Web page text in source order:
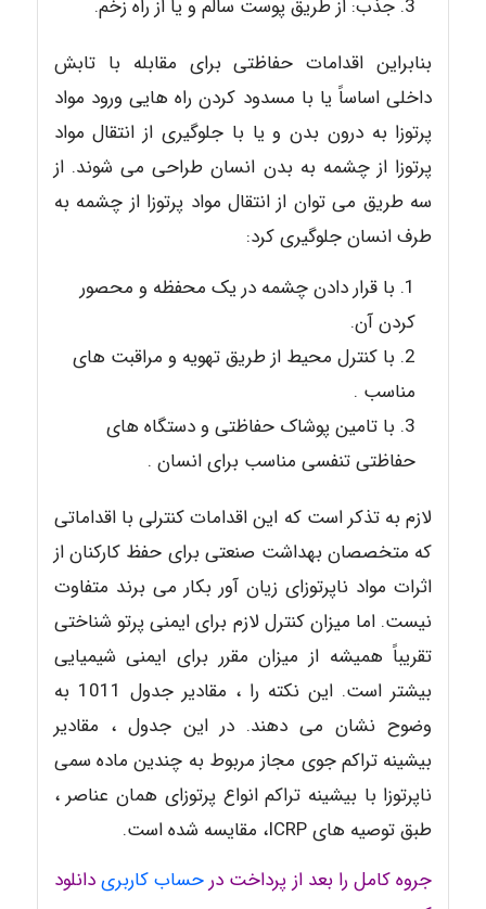
جذب: از طریق پوست سالم و یا از راه زخم.
بنابراین اقدامات حفاظتی برای مقابله با تابش
داخلی اساساً یا با مسدود کردن راه هایی ورود مواد
پرتوزا به درون بدن و یا با جلوگیری از انتقال مواد
پرتوزا از چشمه به بدن انسان طراحی می شوند. از
سه طریق می توان از انتقال مواد پرتوزا از چشمه به
طرف انسان جلوگیری کرد:
با قرار دادن چشمه در یک محفظه و محصور
کردن آن.
با کنترل محیط از طریق تهویه و مراقبت های
مناسب .
با تامین پوشاک حفاظتی و دستگاه های
حفاظتی تنفسی مناسب برای انسان .
لازم به تذکر است که این اقدامات کنترلی با اقداماتی
که متخصصان بهداشت صنعتی برای حفظ کارکنان از
اثرات مواد ناپرتوزای زیان آور بکار می برند متفاوت
نیست. اما میزان کنترل لازم برای ایمنی پرتو شناختی
تقریباً همیشه از میزان مقرر برای ایمنی شیمیایی
بیشتر است. این نکته را ، مقادیر جدول 1011 به
وضوح نشان می دهند. در این جدول ، مقادیر
بیشینه تراکم جوی مجاز مربوط به چندین ماده سمی
ناپرتوزا با بیشینه تراکم انواع پرتوزای همان عناصر ،
طبق توصیه های ICRP، مقایسه شده است.
جروه کامل را بعد از پرداخت درحساب کاربریدانلود